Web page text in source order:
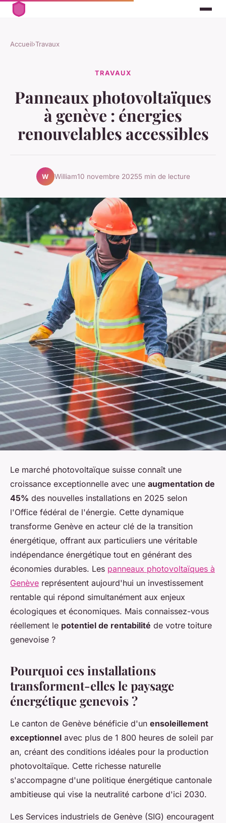
Accueil›Travaux
TRAVAUX
Panneaux photovoltaïques
à genève : énergies
renouvelables accessibles
W William10 novembre 20255 min de lecture
Le marché photovoltaïque suisse connaît une
croissance exceptionnelle avec une augmentation de
45% des nouvelles installations en 2025 selon
l'Office fédéral de l'énergie. Cette dynamique
transforme Genève en acteur clé de la transition
énergétique, offrant aux particuliers une véritable
indépendance énergétique tout en générant des
économies durables. Les panneaux photovoltaïques à
Genève représentent aujourd'hui un investissement
rentable qui répond simultanément aux enjeux
écologiques et économiques. Mais connaissez-vous
réellement le potentiel de rentabilité de votre toiture
genevoise ?
Pourquoi ces installations
transforment-elles le paysage
énergétique genevois ?
Le canton de Genève bénéficie d'un ensoleillement
exceptionnel avec plus de 1 800 heures de soleil par
an, créant des conditions idéales pour la production
photovoltaïque. Cette richesse naturelle
s'accompagne d'une politique énergétique cantonale
ambitieuse qui vise la neutralité carbone d'ici 2030.
Les Services industriels de Genève (SIG) encouragent